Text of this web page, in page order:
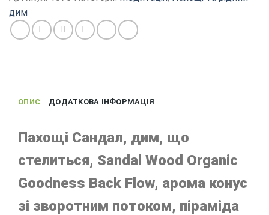
дим
ОПИС ДОДАТКОВА ІНФОРМАЦІЯ
Пахощі Сандал, дим, що
стелиться, Sandal Wood Organic
Goodness Back Flow, арома конус
зі зворотним потоком, піраміда